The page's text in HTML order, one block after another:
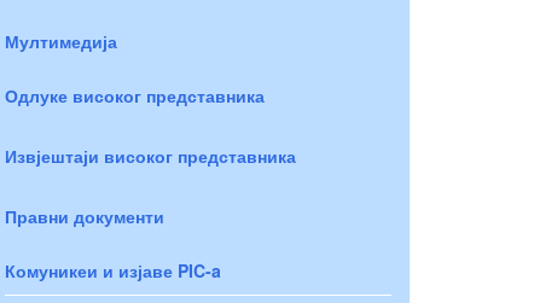
Мултимедија
Одлуке високог представника
Извјештаји високог представника
Правни документи
Комуникеи и изјаве PIC-a